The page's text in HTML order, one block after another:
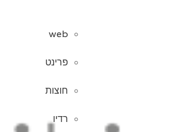
web
פרינט
חוצות
רדיו